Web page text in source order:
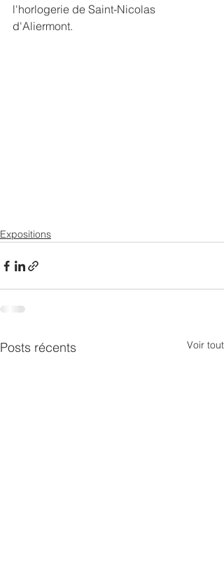
l'horlogerie de Saint-Nicolas
d'Aliermont.
Expositions
Posts récents Voir tout